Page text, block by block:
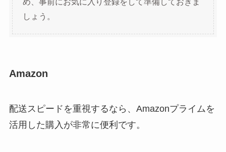
しょう。
Amazon
配送スピードを重視するなら、Amazonプライムを
活用した購入が非常に便利です。